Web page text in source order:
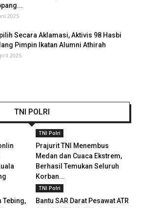
2025
Secara Aklamasi, Aktivis 98 Hasbi
Pimpin Ikatan Alumni Athirah
2025
TNI POLRI
TNI Polri
Prajurit TNI Menembus
Medan dan Cuaca Ekstrem,
Berhasil Temukan Seluruh
Korban...
Tebing,
TNI Polri
Bantu SAR Darat Pesawat ATR